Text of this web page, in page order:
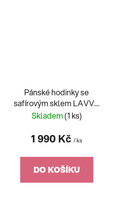
Pánské hodinky se
safírovým sklem LAVVU
DYKKER Blue LWM0191
Skladem(1 ks)
1 990 Kč / ks
DO KOŠÍKU